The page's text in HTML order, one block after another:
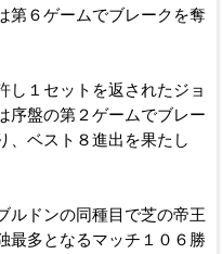
第６ゲームでブレークを奪
し１セットを返されたジョ
序盤の第２ゲームでブレー
、ベスト８進出を果たし
ルドンの同種目で芝の帝王
最多となるマッチ１０６勝